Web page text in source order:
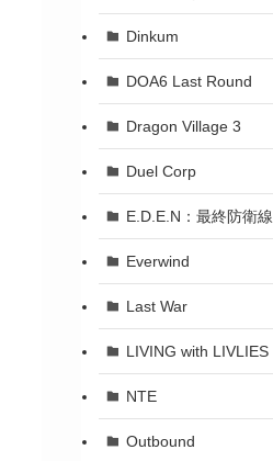
Dinkum
DOA6 Last Round
Dragon Village 3
Duel Corp
E.D.E.N：最終防衛線
Everwind
Last War
LIVING with LIVLIES
NTE
Outbound